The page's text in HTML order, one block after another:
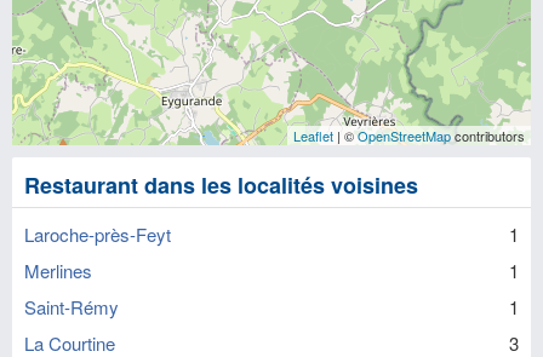
Leaflet | ©OpenStreetMapcontributors
Restaurant dans les localités voisines
Laroche-près-Feyt
1
Merlines
1
Saint-Rémy
1
La Courtine
3